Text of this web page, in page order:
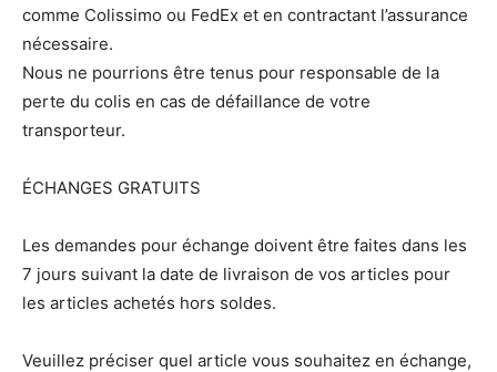
comme Colissimo ou FedEx et en contractant l’assurance
nécessaire.
Nous ne pourrions être tenus pour responsable de la
perte du colis en cas de défaillance de votre
transporteur.
ÉCHANGES GRATUITS
Les demandes pour échange doivent être faites dans les
7 jours suivant la date de livraison de vos articles pour
les articles achetés hors soldes.
Veuillez préciser quel article vous souhaitez en échange,